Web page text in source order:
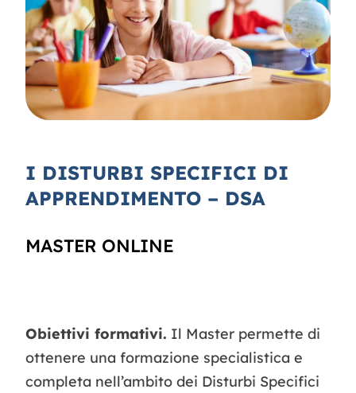
Contatti
I DISTURBI SPECIFICI DI
APPRENDIMENTO – DSA
MASTER ONLINE
Obiettivi formativi. Il Master permette di
ottenere una formazione specialistica e
completa nell’ambito dei Disturbi Specifici